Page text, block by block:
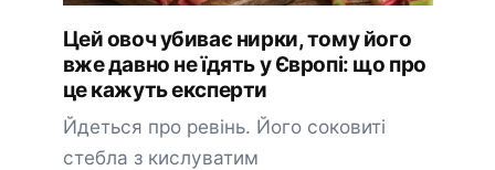
Цей овоч убиває нирки, тому його
вже давно не їдять у Європі: що про
це кажуть експерти
Йдеться про ревінь. Його соковиті
стебла з кислуватим